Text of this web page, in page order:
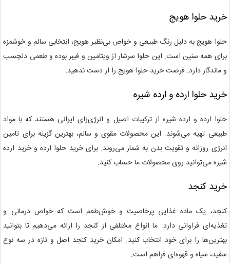
خرید حلوا هویج
حلوا هویج به دلیل رنگ طبیعی و خواص بی‌نظیر هویج، انتخابی سالم و خوشمزه
برای همه سنین است. این حلوا سرشار از ویتامین و فیبر بوده و طعمی دلچسب
و ماندگار دارد. فرصت خرید حلوا هویج را از دست ندهید.
خرید حلوا ارده و ارده شیره
حلوا ارده و ارده شیره از ترکیبات اصیل و انرژی‌زای ایرانی هستند که با مواد
طبیعی تهیه می‌شوند. این محصولات مقوی و سالم، بهترین گزینه برای تامین
انرژی روزانه و تقویت بدن به شمار می‌روند. برای خرید حلوا ارده و خرید ارده
شیره می‌توانید روی محصولات ما حساب کنید.
خرید کنجد
کنجد، یک ماده غذایی پرخاصیت و خوش‌طعم است که خواص درمانی و
تغذیه‌ای فراوانی دارد. ما انواع مختلفی از کنجد را ارائه می‌دهیم تا بتوانید
بهترین‌ها را برای خود انتخاب کنید. امکان خرید کنجد اصل و تازه در سه نوع
سفید، سیاه و قهوه‌ای فراهم است.